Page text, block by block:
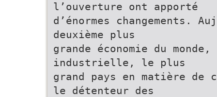
l’ouverture ont apporté
d’énormes changements.
deuxième plus
grande économie du
industrielle, le plus
grand pays en matière de
le détenteur des